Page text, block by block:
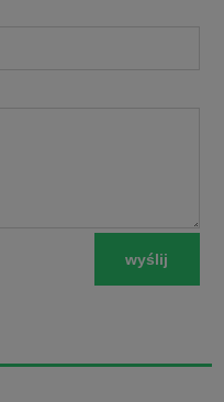
wyślij